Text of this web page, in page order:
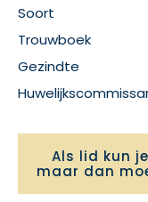
Soort
Trouwboek
Gezindte
Als lid kun
maar dan